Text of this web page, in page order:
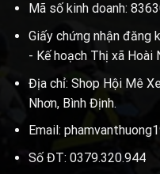
Mã số kinh doanh:
Giấy chứng nhận đăng
- Kế hoạch Thị xã Hoài
Địa chỉ: Shop Hội Mê
Nhơn, Bình Định.
Email:
Số ĐT: 0379.320.944